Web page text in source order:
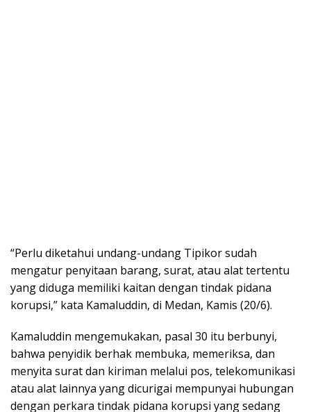
“Perlu diketahui undang-undang Tipikor sudah
mengatur penyitaan barang, surat, atau alat tertentu
yang diduga memiliki kaitan dengan tindak pidana
korupsi,” kata Kamaluddin, di Medan, Kamis (20/6).
Kamaluddin mengemukakan, pasal 30 itu berbunyi,
bahwa penyidik berhak membuka, memeriksa, dan
menyita surat dan kiriman melalui pos, telekomunikasi
atau alat lainnya yang dicurigai mempunyai hubungan
dengan perkara tindak pidana korupsi yang sedang